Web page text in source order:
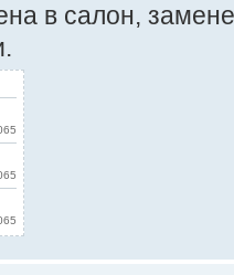
в салон,